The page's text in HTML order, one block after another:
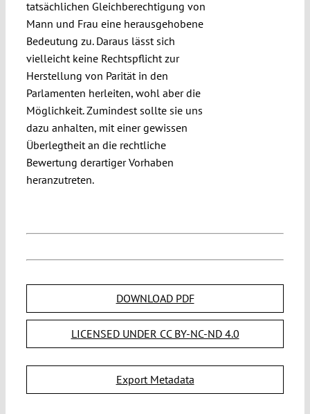
tatsächlichen Gleichberechtigung von
Mann und Frau eine herausgehobene
Bedeutung zu. Daraus lässt sich
vielleicht keine Rechtspflicht zur
Herstellung von Parität in den
Parlamenten herleiten, wohl aber die
Möglichkeit. Zumindest sollte sie uns
dazu anhalten, mit einer gewissen
Überlegtheit an die rechtliche
Bewertung derartiger Vorhaben
heranzutreten.
DOWNLOAD PDF
LICENSED UNDER CC BY-NC-ND 4.0
Export Metadata